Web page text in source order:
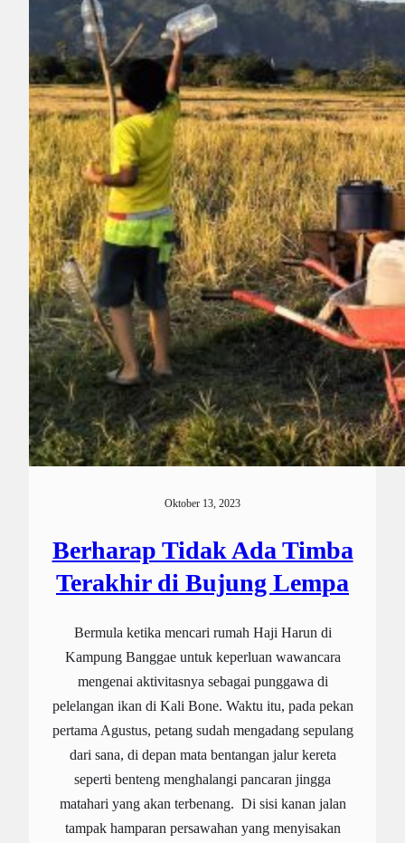
Oktober 13, 2023
Berharap Tidak Ada Timba
Terakhir di Bujung Lempa
Bermula ketika mencari rumah Haji Harun di
Kampung Banggae untuk keperluan wawancara
mengenai aktivitasnya sebagai punggawa di
pelelangan ikan di Kali Bone. Waktu itu, pada pekan
pertama Agustus, petang sudah mengadang sepulang
dari sana, di depan mata bentangan jalur kereta
seperti benteng menghalangi pancaran jingga
matahari yang akan terbenang. Di sisi kanan jalan
tampak hamparan persawahan yang menyisakan